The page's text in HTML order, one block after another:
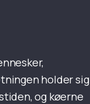
holder sig
og køerne